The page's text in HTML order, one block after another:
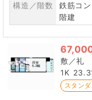
構造／階数
鉄筋コ
階建
1K
スタン